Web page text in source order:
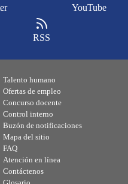
YouTube
RSS
Talento humano
Ofertas de empleo
Concurso docente
Control interno
Buzón de notificaciones
Mapa del sitio
FAQ
Atención en línea
Contáctenos